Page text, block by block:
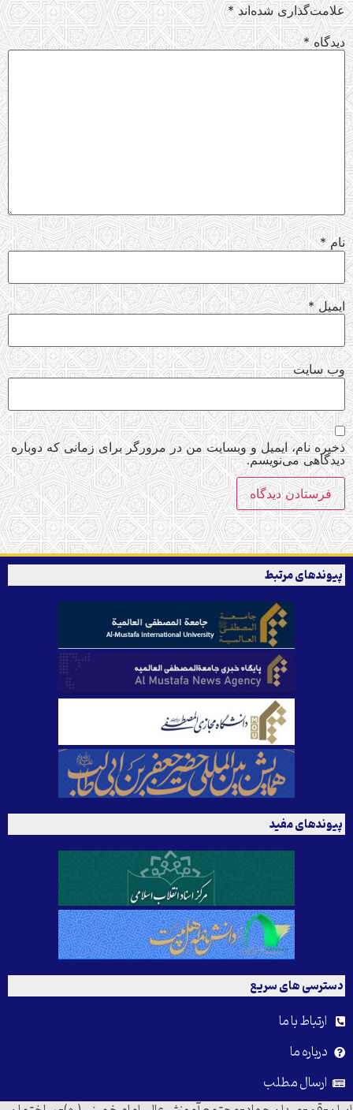
علامت‌گذاری شده‌اند*
دیدگاه*
نام*
ایمیل*
وب‌ سایت
ذخیره نام، ایمیل و وبسایت من در مرورگر برای زمانی که دوباره
دیدگاهی می‌نویسم.
پیوندهای مرتبط
پیوندهای مفید
دسترسی های سریع
ارتباط با ما
درباره ما
ارسال مطلب